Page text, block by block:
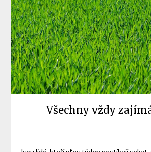
Všechny vždy